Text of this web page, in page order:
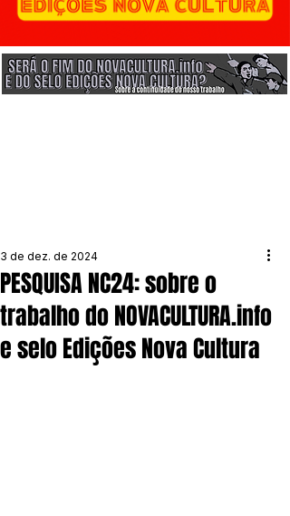
PESQUISA NC24: sobre o
trabalho do NOVACULTURA.info
e selo Edições Nova Cultura
3 de dez. de 2024